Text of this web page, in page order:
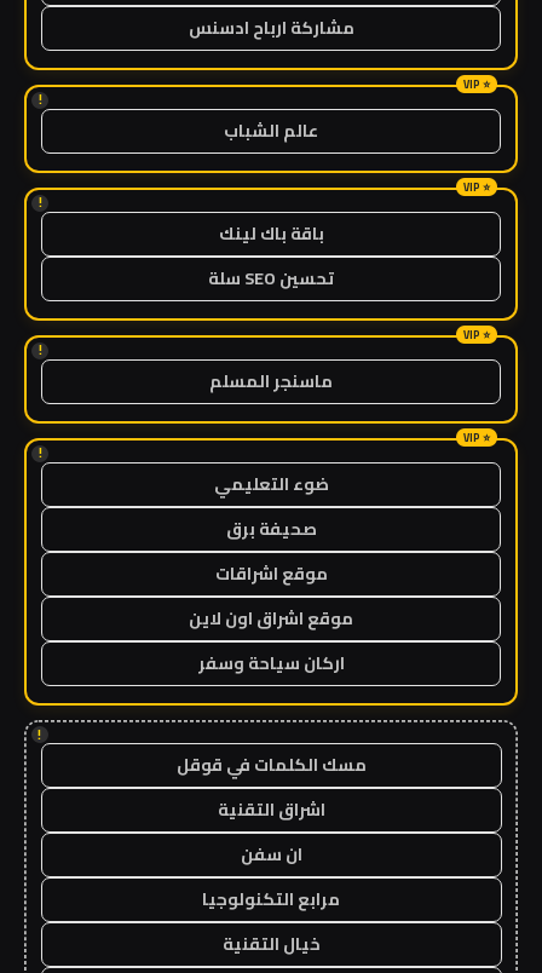
مشاركة ارباح ادسنس
!
عالم الشباب
!
باقة باك لينك
تحسين SEO سلة
!
ماسنجر المسلم
!
ضوء التعليمي
صحيفة برق
موقع اشراقات
موقع اشراق اون لاين
اركان سياحة وسفر
!
مسك الكلمات في قوقل
اشراق التقنية
ان سفن
مرابع التكنولوجيا
خيال التقنية